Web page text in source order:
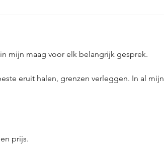
mijn maag voor elk belangrijk gesprek.
eruit halen, grenzen verleggen. In al mijn
prijs.